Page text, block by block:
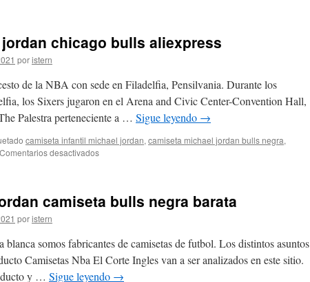
jordan
oficial
barata
chicago bulls aliexpress
poristern
de la NBA con sede en Filadelfia, Pensilvania. Durante los
los Sixers jugaron en el Arena and Civic Center-Convention Hall,
Palestra perteneciente a … Sigue leyendo →
camiseta infantil michael jordan, camiseta michael jordan bulls negra,
Comentarios desactivadosen
chicago
camiseta bulls negra barata
poristern
blanca somos fabricantes de camisetas de futbol. Los distintos asuntos
Camisetas Nba El Corte Ingles van a ser analizados en este sitio.
y … Sigue leyendo →